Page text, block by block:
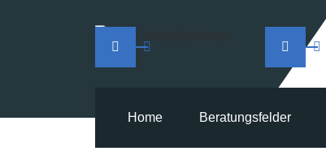
Home Beratungsfelder